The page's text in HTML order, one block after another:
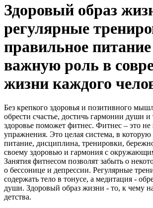
Здоровый образ
регулярные
правильное
важную роль в
жизни каждого
Без крепкого здоровья и позитивного
обрести счастье, достичь гармонии души и
здоровье поможет фитнес. Фитнес – это не
упражнения. Это целая система, в которую
питание, дисциплина, тренировки,
своему здоровью и гармония с
Занятия фитнесом позволят забыть о
о бессонице и депрессии. Регулярные
содержать тело в тонусе, а медитация -
души. Здоровый образ жизни - то, к чему
детства.